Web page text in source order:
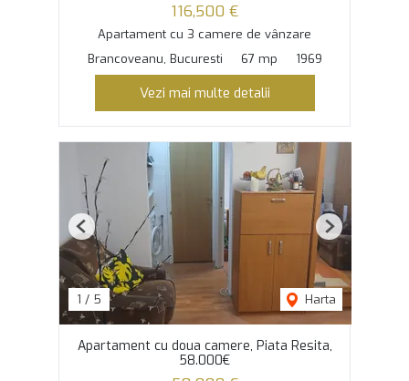
116,500 €
Apartament cu 3 camere de vânzare
Brancoveanu, Bucuresti
67 mp 1969
Vezi mai multe detalii
1 / 5 Harta
Previous Next
Apartament cu doua camere, Piata Resita,
58.000€